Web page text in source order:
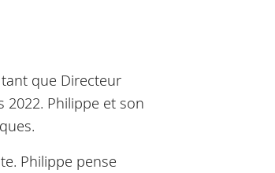
que Directeur
2022. Philippe et son
Philippe pense